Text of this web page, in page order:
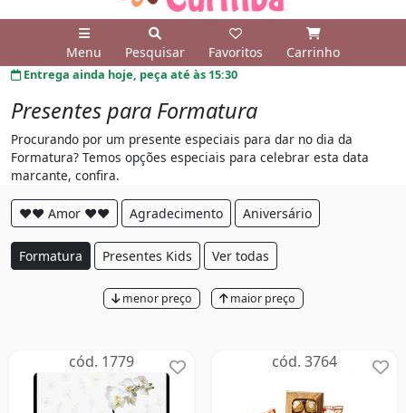
Menu Pesquisar Favoritos Carrinho
Entrega ainda hoje, peça até às 15:30
Presentes para Formatura
Procurando por um presente especiais para dar no dia da
Formatura? Temos opções especiais para celebrar esta data
marcante, confira.
❤❤ Amor ❤❤ Agradecimento Aniversário
Formatura Presentes Kids Ver todas
menor preço maior preço
cód. 1779 cód. 3764